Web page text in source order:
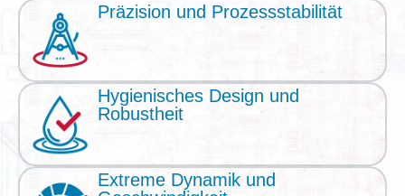
Präzision und Prozessstabilität
Hygienisches Design und
Robustheit
Extreme Dynamik und